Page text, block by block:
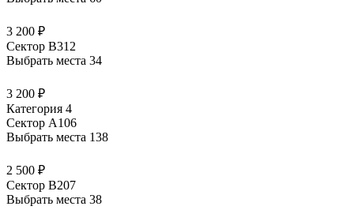
3 200 ₽
Сектор В312
Выбрать места 34
3 200 ₽
Категория 4
Сектор А106
Выбрать места 138
2 500 ₽
Сектор В207
Выбрать места 38